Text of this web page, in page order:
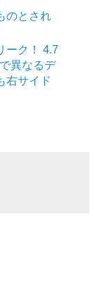
のとされ
ーク！ 4.7
異なるデ
右サイド